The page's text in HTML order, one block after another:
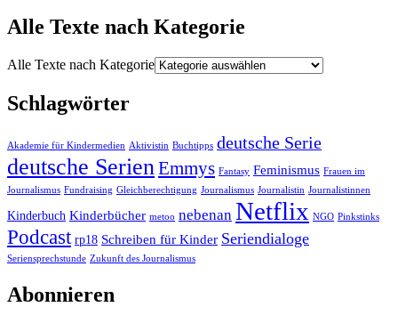
Alle Texte nach Kategorie
Alle Texte nach Kategorie
Schlagwörter
Akademie für Kindermedien Aktivistin Buchtipps deutsche Serie
deutsche Serien Emmys Fantasy Feminismus Frauen im
Journalismus Fundraising Gleichberechtigung Journalismus Journalistin Journalistinnen
Kinderbuch Kinderbücher metoo nebenan Netflix NGO Pinkstinks
Podcast rp18 Schreiben für Kinder Seriendialoge
Seriensprechstunde Zukunft des Journalismus
Abonnieren